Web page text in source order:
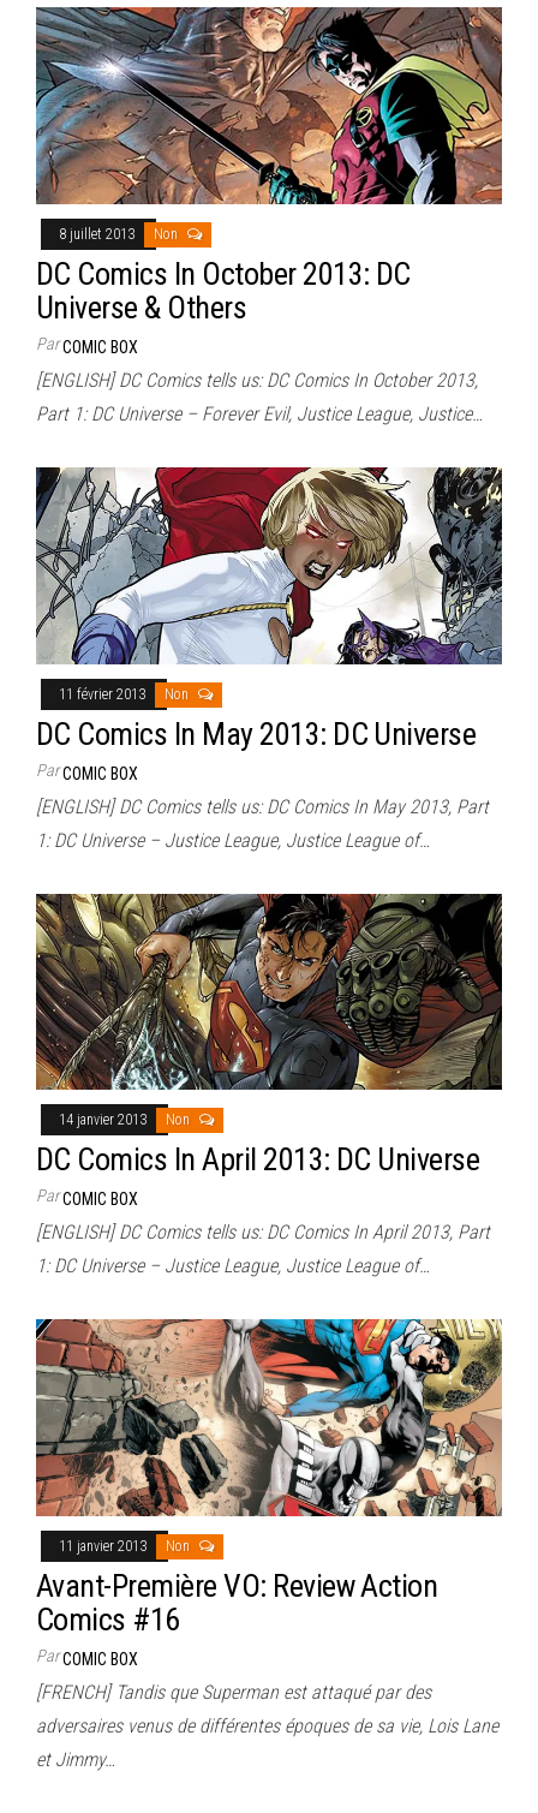
8 juillet 2013 Non
DC Comics In October 2013: DC
Universe & Others
ParCOMIC BOX
[ENGLISH] DC Comics tells us: DC Comics In October 2013,
Part 1: DC Universe – Forever Evil, Justice League, Justice…
11 février 2013 Non
DC Comics In May 2013: DC Universe
ParCOMIC BOX
[ENGLISH] DC Comics tells us: DC Comics In May 2013, Part
1: DC Universe – Justice League, Justice League of…
14 janvier 2013 Non
DC Comics In April 2013: DC Universe
ParCOMIC BOX
[ENGLISH] DC Comics tells us: DC Comics In April 2013, Part
1: DC Universe – Justice League, Justice League of…
11 janvier 2013 Non
Avant-Première VO: Review Action
Comics #16
ParCOMIC BOX
[FRENCH] Tandis que Superman est attaqué par des
adversaires venus de différentes époques de sa vie, Lois Lane
et Jimmy…